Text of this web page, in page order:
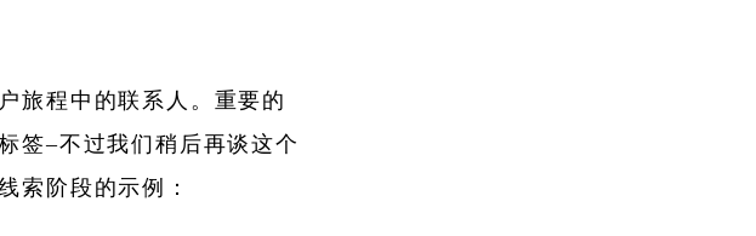
旅程中的联系人。重要的
签–不过我们稍后再谈这个
阶段的示例：